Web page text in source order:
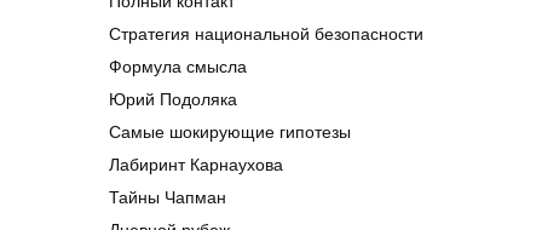
Стратегия национальной безопасности
Формула смысла
Юрий Подоляка
Самые шокирующие гипотезы
Лабиринт Карнаухова
Тайны Чапман